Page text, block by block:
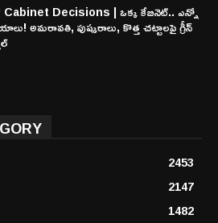
Cabinet Decisions | ఒక్క కేబినెట్.. ఎన్నో
అమరావతి, పుష్కరాలు, కొత్త చట్టాలపై గ్రీన్
2453
2147
1482